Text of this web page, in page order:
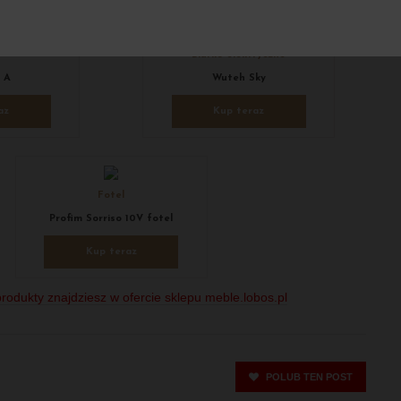
A
Biurko elektryczne
Wuteh Sky
Profim Sorriso 10V fotel
znajdziesz w ofercie sklepu meble.lobos.pl
POLUB TEN POST